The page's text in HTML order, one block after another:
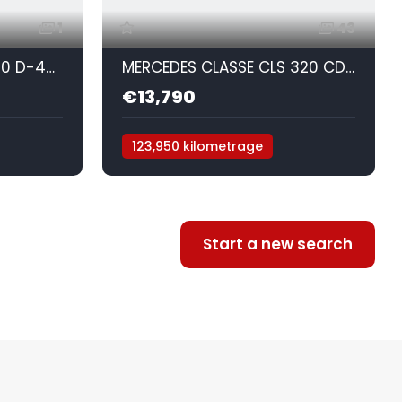
1
TOYOTA RAV 4 III (3) 150 D-4D CROSSOVER EXCLUSIVE AWD
43
MERCEDES CLASSE CLS 320 CDI 7G-TRONIC
€13,790
123,950 kilometrage
Start a new search